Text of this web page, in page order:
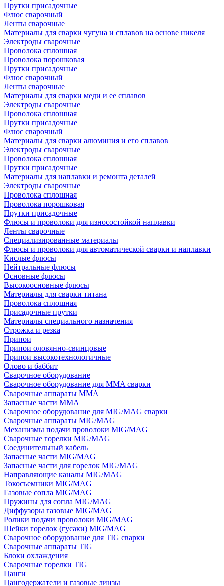
Прутки присадочные
Флюс сварочный
Ленты сварочные
Материалы для сварки чугуна и сплавов на основе никеля
Электроды сварочные
Проволока сплошная
Проволока порошковая
Прутки присадочные
Флюс сварочный
Ленты сварочные
Материалы для сварки меди и ее сплавов
Электроды сварочные
Проволока сплошная
Прутки присадочные
Флюс сварочный
Материалы для сварки алюминия и его сплавов
Электроды сварочные
Проволока сплошная
Прутки присадочные
Материалы для наплавки и ремонта деталей
Электроды сварочные
Проволока сплошная
Проволока порошковая
Прутки присадочные
Флюсы и проволоки для износостойкой наплавки
Ленты сварочные
Специализированные материалы
Флюсы и проволоки для автоматической сварки и наплавки
Кислые флюсы
Нейтральные флюсы
Основные флюсы
Высокоосновные флюсы
Материалы для сварки титана
Проволока сплошная
Присадочные прутки
Материалы специального назначения
Строжка и резка
Припои
Припои оловянно-свинцовые
Припои высокотехнологичные
Олово и баббит
Сварочное оборудование
Сварочное оборудование для MMA сварки
Сварочные аппараты MMA
Запасные части MMA
Сварочное оборудование для MIG/MAG сварки
Сварочные аппараты MIG/MAG
Механизмы подачи проволоки MIG/MAG
Сварочные горелки MIG/MAG
Соединительный кабель
Запасные части MIG/MAG
Запасные части для горелок MIG/MAG
Направляющие каналы MIG/MAG
Токосъемники MIG/MAG
Газовые сопла MIG/MAG
Пружины для сопла MIG/MAG
Диффузоры газовые MIG/MAG
Ролики подачи проволоки MIG/MAG
Шейки горелок (гусаки) MIG/MAG
Сварочное оборудование для TIG сварки
Сварочные аппараты TIG
Блоки охлаждения
Сварочные горелки TIG
Цанги
Цангодержатели и газовые линзы